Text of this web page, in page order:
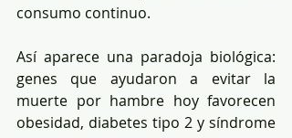
consumo continuo.
Así aparece una paradoja biológica:
genes que ayudaron a evitar la
muerte por hambre hoy favorecen
obesidad, diabetes tipo 2 y síndrome